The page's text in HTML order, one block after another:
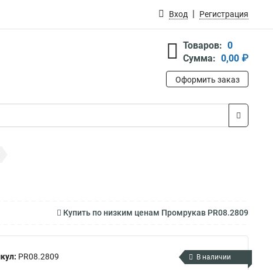
Вход Регистрация
Товаров: 0
Сумма: 0,00 ₽
Оформить заказ
Купить по низким ценам Промрукав PR08.2809
PR08.2809 В наличии